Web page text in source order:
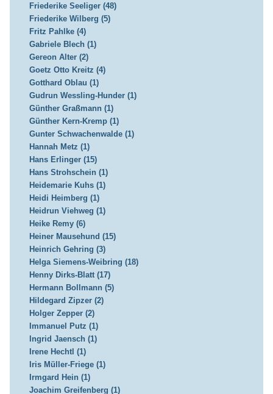
Friederike Seeliger (48)
Friederike Wilberg (5)
Fritz Pahlke (4)
Gabriele Blech (1)
Gereon Alter (2)
Goetz Otto Kreitz (4)
Gotthard Oblau (1)
Gudrun Wessling-Hunder (1)
Günther Graßmann (1)
Günther Kern-Kremp (1)
Gunter Schwachenwalde (1)
Hannah Metz (1)
Hans Erlinger (15)
Hans Strohschein (1)
Heidemarie Kuhs (1)
Heidi Heimberg (1)
Heidrun Viehweg (1)
Heike Remy (6)
Heiner Mausehund (15)
Heinrich Gehring (3)
Helga Siemens-Weibring (18)
Henny Dirks-Blatt (17)
Hermann Bollmann (5)
Hildegard Zipzer (2)
Holger Zepper (2)
Immanuel Putz (1)
Ingrid Jaensch (1)
Irene Hechtl (1)
Iris Müller-Friege (1)
Irmgard Hein (1)
Joachim Greifenberg (1)